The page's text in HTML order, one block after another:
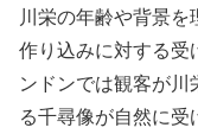
川栄の年齢や背景
作り込みに対する受
ンドンでは観客が川
る千尋像が自然に受